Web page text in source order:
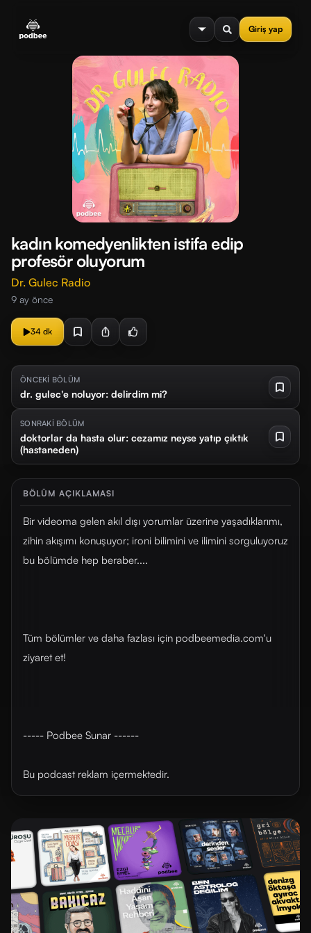
Giriş yap
menu
kadın komedyenlikten istifa edip
profesör oluyorum
Dr. Gulec Radio
9 ay önce
34 dk
ÖNCEKİ BÖLÜM
dr. gulec'e noluyor: delirdim mi?
SONRAKİ BÖLÜM
doktorlar da hasta olur: cezamız neyse yatıp çıktık
(hastaneden)
BÖLÜM AÇIKLAMASI
Bir videoma gelen akıl dışı yorumlar üzerine yaşadıklarımı,
zihin akışımı konuşuyor; ironi bilimini ve ilimini sorguluyoruz
bu bölümde hep beraber....
Tüm bölümler ve daha fazlası için ⁠⁠⁠⁠⁠⁠⁠podbeemedia.com⁠⁠⁠⁠⁠⁠⁠'u
ziyaret et!
----- Podbee Sunar ------
Bu podcast reklam içermektedir.